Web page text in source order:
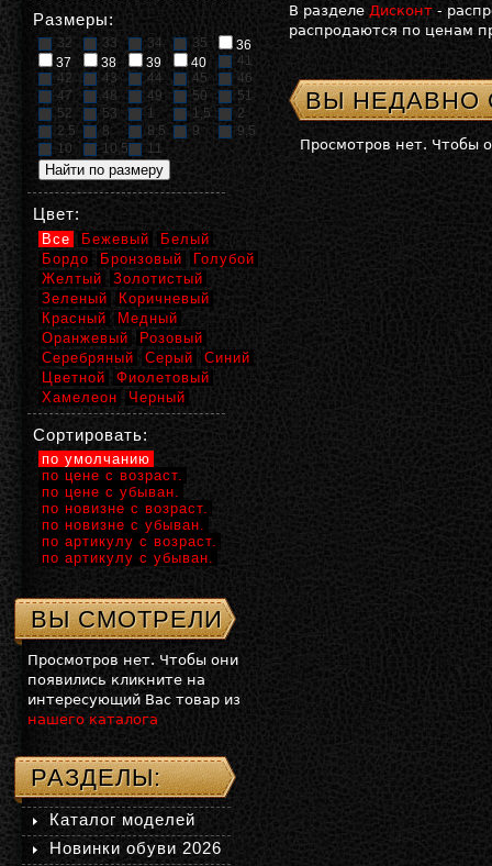
В разделе Дисконт-
распродаются по ценам
ВЫ НЕДАВНО
Просмотров нет. Чтобы
Размеры:
32 33 34 35
36
37
38 39 40
41
42
43 44 45
46
47
48 49 50
51
52
53 1 1,5
2
2,5
8 8,5 9
9,5
10
10,5 11
Цвет:
Все Бежевый
Белый
Бордо
Бронзовый
Голубой
Желтый
Золотистый
Зеленый
Коричневый
Красный
Медный
Оранжевый
Розовый
Серебряный
Серый
Синий
Цветной
Фиолетовый
Хамелеон
Черный
Сортировать:
по умолчанию
по цене с возраст.
по цене с убыван.
по новизне с возраст.
по новизне с убыван.
по артикулу с возраст.
по артикулу с убыван.
ВЫ СМОТРЕЛИ
Просмотров нет. Чтобы они
появились кликните на
интересующий Вас товар из
нашего каталога
РАЗДЕЛЫ:
Каталог моделей
Новинки обуви 2026